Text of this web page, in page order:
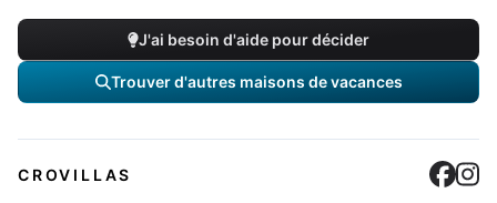
J'ai besoin d'aide pour décider
Trouver d'autres maisons de vacances
CROVILLAS